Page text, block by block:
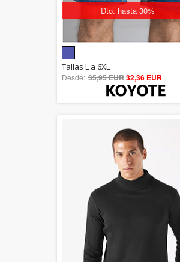
Dto. hasta 30%
out of 5
Tallas L a 6XL
Desde: 35,95 EUR32,36 EUR